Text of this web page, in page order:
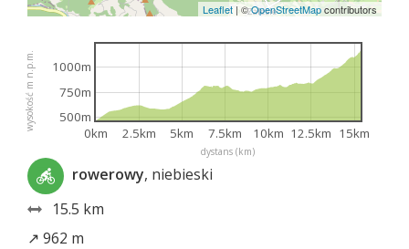
Leaflet | ©OpenStreetMapcontributors
dystans (km)
wysokość m n.p.m.
0km 2.5km 5km 7.5km 10km 12.5km 15km
500m
750m
1000m
rowerowy, niebieski
15.5 km
↗ 962 m